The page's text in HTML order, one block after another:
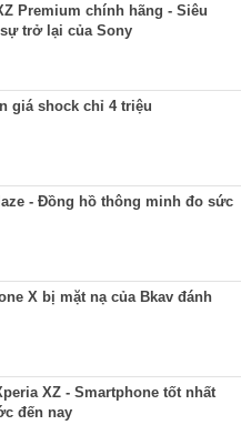
Premium chính hãng - Siêu
trở lại của Sony
giá shock chỉ 4 triệu
- Đồng hồ thông minh đo sức
X bị mặt nạ của Bkav đánh
XZ - Smartphone tốt nhất
đến nay